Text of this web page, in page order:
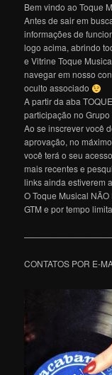
Bem vindo ao Toque
Antes de sair em
informações de
logo acima, abrindo
e Vitrine Toque
navegar em nosso
oculto associado
A partir da aba
participação no
Ao se inscrever você
aprovação, no
você terá o seu
mais recentes e
links ainda estiverem
O Toque Musical
GTM e por tempo
CONTATOS POR E-